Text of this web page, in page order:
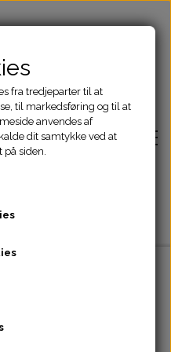
fra tredjeparter til at
til markedsføring og til at
anvendes af
dit samtykke ved at
på siden.